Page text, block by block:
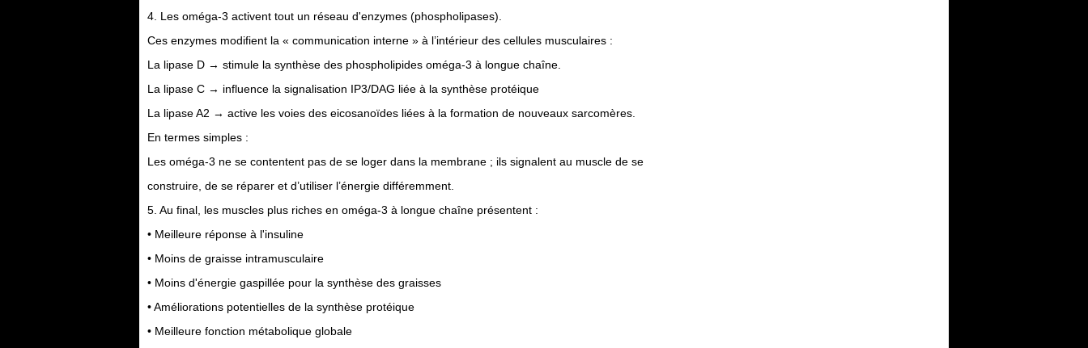
4. Les oméga-3 activent tout un réseau d'enzymes (phospholipases).
Ces enzymes modifient la « communication interne » à l’intérieur des cellules musculaires :
La lipase D → stimule la synthèse des phospholipides oméga-3 à longue chaîne.
La lipase C → influence la signalisation IP3/DAG liée à la synthèse protéique
La lipase A2 → active les voies des eicosanoïdes liées à la formation de nouveaux sarcomères.
En termes simples :
Les oméga-3 ne se contentent pas de se loger dans la membrane ; ils signalent au muscle de se
construire, de se réparer et d’utiliser l’énergie différemment.
5. Au final, les muscles plus riches en oméga-3 à longue chaîne présentent :
• Meilleure réponse à l'insuline
• Moins de graisse intramusculaire
• Moins d'énergie gaspillée pour la synthèse des graisses
• Améliorations potentielles de la synthèse protéique
• Meilleure fonction métabolique globale